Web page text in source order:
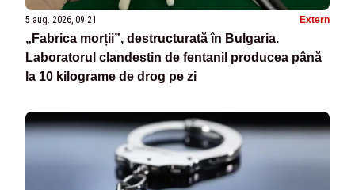
5 aug. 2026, 09:21 Extern
„Fabrica morții”, destructurată în Bulgaria.
Laboratorul clandestin de fentanil producea până
la 10 kilograme de drog pe zi